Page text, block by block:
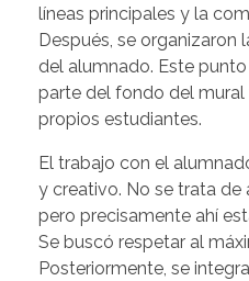
líneas principales y la
Después, se organizaron
del alumnado. Este
parte del fondo del
propios estudiantes.
El trabajo con el
y creativo. No se trata de
pero precisamente ahí
Se buscó respetar al
Posteriormente, se